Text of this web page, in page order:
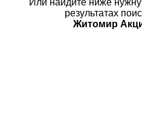
Или найдите ниже
результатах
Житомир